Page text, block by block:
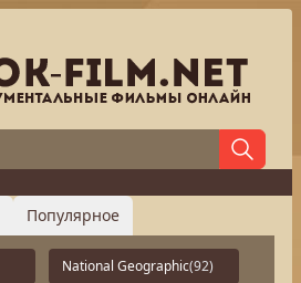
Популярное
National Geographic(92)